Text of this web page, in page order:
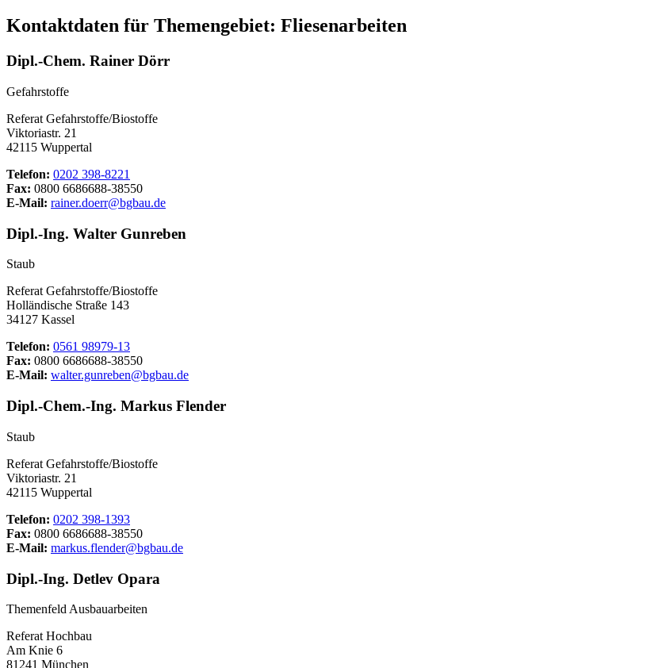
Kontaktdaten für Themengebiet: Fliesenarbeiten
Dipl.-Chem. Rainer Dörr
Gefahrstoffe
Referat Gefahrstoffe/Biostoffe
Viktoriastr. 21
42115 Wuppertal
Telefon: 0202 398-8221
Fax: 0800 6686688-38550
E-Mail: rainer.doerr@bgbau.de
Dipl.-Ing. Walter Gunreben
Staub
Referat Gefahrstoffe/Biostoffe
Holländische Straße 143
34127 Kassel
Telefon: 0561 98979-13
Fax: 0800 6686688-38550
E-Mail: walter.gunreben@bgbau.de
Dipl.-Chem.-Ing. Markus Flender
Staub
Referat Gefahrstoffe/Biostoffe
Viktoriastr. 21
42115 Wuppertal
Telefon: 0202 398-1393
Fax: 0800 6686688-38550
E-Mail: markus.flender@bgbau.de
Dipl.-Ing. Detlev Opara
Themenfeld Ausbauarbeiten
Referat Hochbau
Am Knie 6
81241 München